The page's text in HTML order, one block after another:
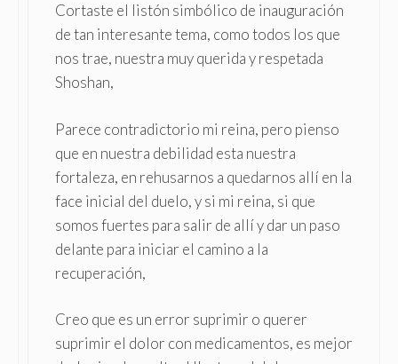
Cortaste el listón simbólico de inauguración
de tan interesante tema, como todos los que
nos trae, nuestra muy querida y respetada
Shoshan,
Parece contradictorio mi reina, pero pienso
que en nuestra debilidad esta nuestra
fortaleza, en rehusarnos a quedarnos allí en la
face inicial del duelo, y si mi reina, si que
somos fuertes para salir de allí y dar un paso
delante para iniciar el camino a la
recuperación,
Creo que es un error suprimir o querer
suprimir el dolor con medicamentos, es mejor